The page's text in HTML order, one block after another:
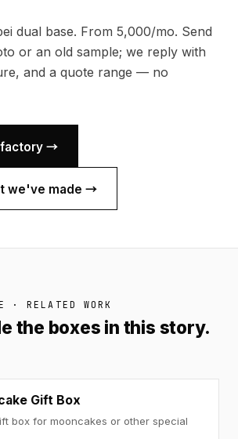
dual base. From 5,000/mo. Send
or an old sample; we reply with
and a quote range — no
→
we've made →
· RELATED WORK
the boxes in this story.
Gift Box
box for mooncakes or other special